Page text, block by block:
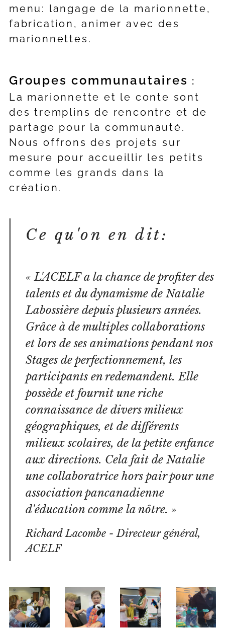
menu: langage de la marionnette,
fabrication, animer avec des
marionnettes.
Groupes communautaires :
La marionnette et le conte sont
des tremplins de rencontre et de
partage pour la communauté.
Nous offrons des projets sur
mesure pour accueillir les petits
comme les grands dans la
création.
Ce qu'on en dit:
« L'ACELF a la chance de profiter des
talents et du dynamisme de Natalie
Labossière depuis plusieurs années.
Grâce à de multiples collaborations
et lors de ses animations pendant nos
Stages de perfectionnement, les
participants en redemandent. Elle
possède et fournit une riche
connaissance de divers milieux
géographiques, et de différents
milieux scolaires, de la petite enfance
aux directions. Cela fait de Natalie
une collaboratrice hors pair pour une
association pancanadienne
d'éducation comme la nôtre. »
Richard Lacombe - Directeur général,
ACELF